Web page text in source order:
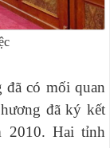
có mối quan
đã ký kết
2010. Hai tỉnh